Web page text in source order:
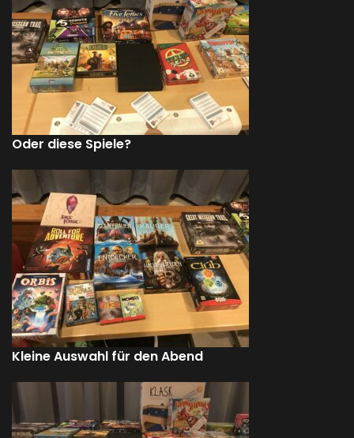
Oder diese Spiele?
Kleine Auswahl für den Abend